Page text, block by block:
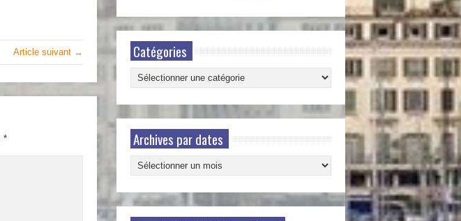
Article suivant →
*
Catégories
Catégories
Archives par dates
Archives
par
dates